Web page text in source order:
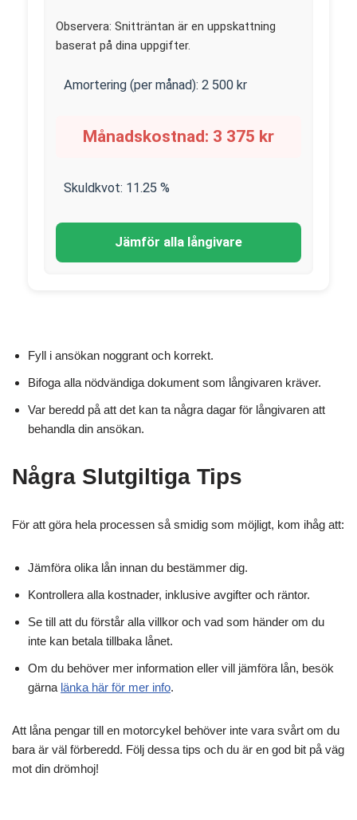
Observera: Snitträntan är en uppskattning
baserat på dina uppgifter.
Amortering (per månad): 2 500 kr
Månadskostnad: 3 375 kr
Skuldkvot: 11.25 %
Jämför alla långivare
Fyll i ansökan noggrant och korrekt.
Bifoga alla nödvändiga dokument som långivaren kräver.
Var beredd på att det kan ta några dagar för långivaren att
behandla din ansökan.
Några Slutgiltiga Tips
För att göra hela processen så smidig som möjligt, kom ihåg att:
Jämföra olika lån innan du bestämmer dig.
Kontrollera alla kostnader, inklusive avgifter och räntor.
Se till att du förstår alla villkor och vad som händer om du
inte kan betala tillbaka lånet.
Om du behöver mer information eller vill jämföra lån, besök
gärna länka här för mer info.
Att låna pengar till en motorcykel behöver inte vara svårt om du
bara är väl förberedd. Följ dessa tips och du är en god bit på väg
mot din drömhoj!